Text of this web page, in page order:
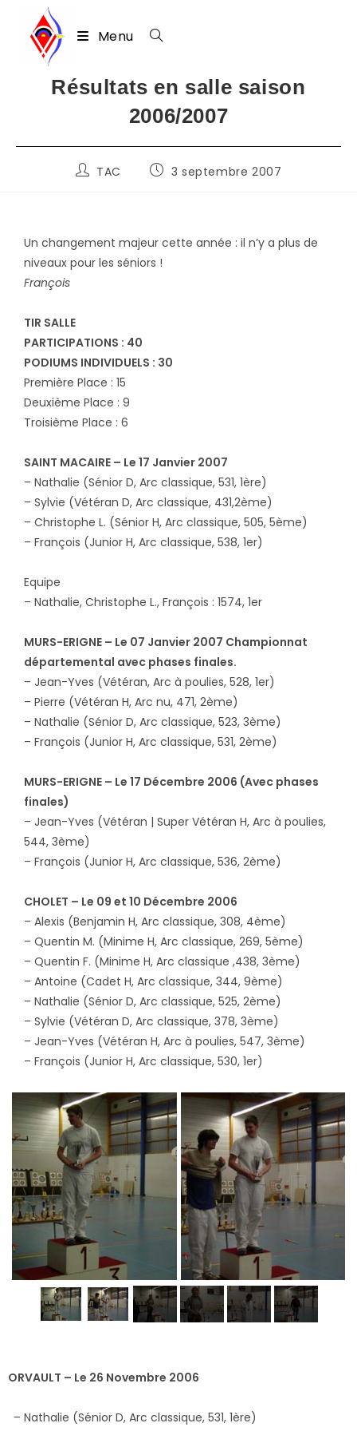
Menu
Résultats en salle saison
2006/2007
Auteur/autrice
TAC
Publication
3 septembre 2007
Un changement majeur cette année : il n’y a plus de
niveaux pour les séniors !
François
TIR SALLE
PARTICIPATIONS : 40
PODIUMS INDIVIDUELS : 30
Première Place : 15
Deuxième Place : 9
Troisième Place : 6
SAINT MACAIRE – Le 17 Janvier 2007
– Nathalie (Sénior D, Arc classique, 531, 1ère)
– Sylvie (Vétéran D, Arc classique, 431,2ème)
– Christophe L. (Sénior H, Arc classique, 505, 5ème)
– François (Junior H, Arc classique, 538, 1er)
Equipe
– Nathalie, Christophe L., François : 1574, 1er
MURS-ERIGNE – Le 07 Janvier 2007 Championnat
départemental avec phases finales.
– Jean-Yves (Vétéran, Arc à poulies, 528, 1er)
– Pierre (Vétéran H, Arc nu, 471, 2ème)
– Nathalie (Sénior D, Arc classique, 523, 3ème)
– François (Junior H, Arc classique, 531, 2ème)
MURS-ERIGNE – Le 17 Décembre 2006 (Avec phases
finales)
– Jean-Yves (Vétéran | Super Vétéran H, Arc à poulies,
544, 3ème)
– François (Junior H, Arc classique, 536, 2ème)
CHOLET – Le 09 et 10 Décembre 2006
– Alexis (Benjamin H, Arc classique, 308, 4ème)
– Quentin M. (Minime H, Arc classique, 269, 5ème)
– Quentin F. (Minime H, Arc classique ,438, 3ème)
– Antoine (Cadet H, Arc classique, 344, 9ème)
– Nathalie (Sénior D, Arc classique, 525, 2ème)
– Sylvie (Vétéran D, Arc classique, 378, 3ème)
– Jean-Yves (Vétéran H, Arc à poulies, 547, 3ème)
– François (Junior H, Arc classique, 530, 1er)
ORVAULT – Le 26 Novembre 2006
– Nathalie (Sénior D, Arc classique, 531, 1ère)